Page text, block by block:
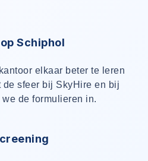
Schiphol
elkaar beter te leren
de sfeer bij SkyHire en bij
de formulieren in.